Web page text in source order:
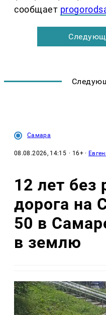
сообщает
Самара
08.08.2026, 14:15 · 16+ ·
12 лет без
дорога на
50 в
в землю